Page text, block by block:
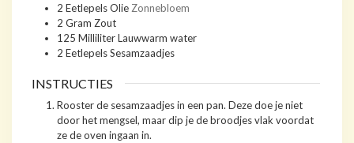
2 EetlepelsOlie Zonnebloem
2 Gram Zout
125 MilliliterLauwwarm water
2 EetlepelsSesamzaadjes
INSTRUCTIES
Rooster de sesamzaadjes in een pan. Deze doe je niet
door het mengsel, maar dip je de broodjes vlak voordat
ze de oven ingaan in.